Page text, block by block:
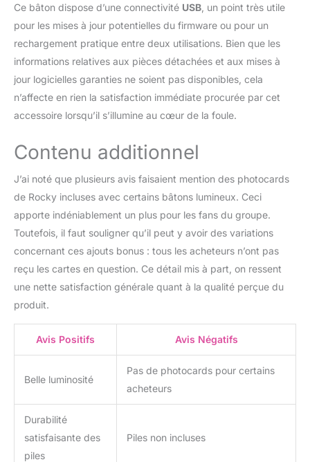
Ce bâton dispose d’une connectivité USB , un point très utile
pour les mises à jour potentielles du firmware ou pour un
rechargement pratique entre deux utilisations. Bien que les
informations relatives aux pièces détachées et aux mises à
jour logicielles garanties ne soient pas disponibles, cela
n’affecte en rien la satisfaction immédiate procurée par cet
accessoire lorsqu’il s’illumine au cœur de la foule.
Contenu additionnel
J’ai noté que plusieurs avis faisaient mention des photocards
de Rocky incluses avec certains bâtons lumineux. Ceci
apporte indéniablement un plus pour les fans du groupe.
Toutefois, il faut souligner qu’il peut y avoir des variations
concernant ces ajouts bonus : tous les acheteurs n’ont pas
reçu les cartes en question. Ce détail mis à part, on ressent
une nette satisfaction générale quant à la qualité perçue du
produit.
Avis Positifs Avis Négatifs
Belle luminosité
Pas de photocards pour certains
acheteurs
Durabilité
satisfaisante des
piles
Piles non incluses